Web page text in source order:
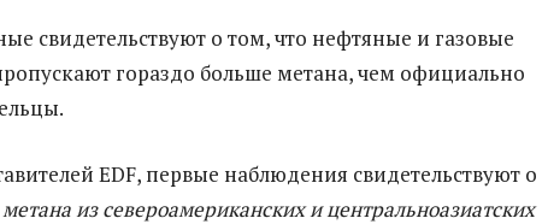
свидетельствуют о том, что нефтяные и газовые
гораздо больше метана, чем официально
EDF, первые наблюдения свидетельствуют о
из североамериканских и центральноазиатских